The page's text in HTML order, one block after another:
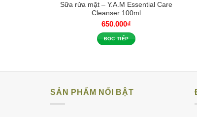
Sữa rửa mặt – Y.A.M Essential Care
Cleanser 100ml
650.000₫
ĐỌC TIẾP
SẢN PHẨM NỔI BẬT